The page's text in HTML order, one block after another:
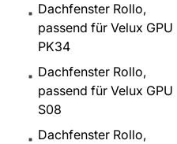
Dachfenster Rollo,
passend für Velux GPU
PK34
Dachfenster Rollo,
passend für Velux GPU
S08
Dachfenster Rollo,